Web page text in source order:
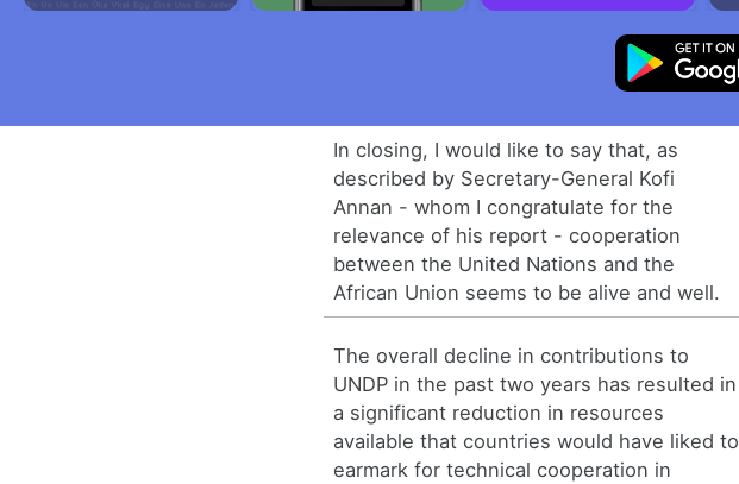
In closing, I would like to say that, as
described by Secretary-General Kofi
Annan - whom I congratulate for the
relevance of his report - cooperation
between the United Nations and the
African Union seems to be alive and well.
The overall decline in contributions to
UNDP in the past two years has resulted in
a significant reduction in resources
available that countries would have liked to
earmark for technical cooperation in